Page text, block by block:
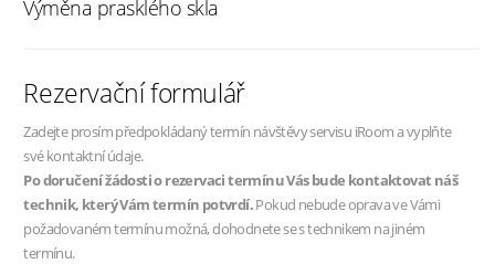
Výměna prasklého skla
Rezervační formulář
Zadejte prosím předpokládaný termín návštěvy servisu iRoom a vyplňte
své kontaktní údaje.
Po doručení žádosti o rezervaci termínu Vás bude kontaktovat náš
technik, který Vám termín potvrdí.Pokud nebude oprava ve Vámi
požadovaném termínu možná, dohodnete se s technikem na jiném
termínu.